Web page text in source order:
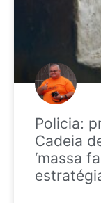
Policia:
Cadeia
‘massa